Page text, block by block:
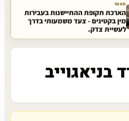
מאמר
הארכת תקופת ההתיישנות בעבירות
מין בקטינים - צעד משמעותי בדרך
לעשיית צדק.
בניאגוייב